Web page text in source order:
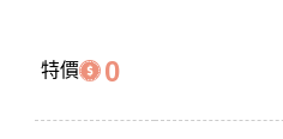
特價 0